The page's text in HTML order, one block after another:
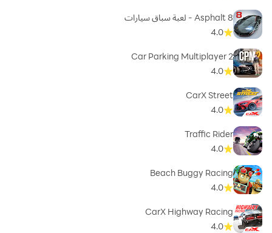
Asphalt 8 - لعبة سباق سيارات
4.0
Car Parking Multiplayer 2
4.0
CarX Street
4.0
Traffic Rider
4.0
Beach Buggy Racing
4.0
CarX Highway Racing
4.0